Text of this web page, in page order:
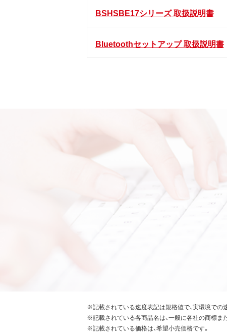
BSHSBE17シリーズ 取扱説明書
Bluetoothセットアップ 取扱説明書
※記載されている速度表記は規格値で、実環境での
※記載されている各商品名は、一般に各社の商標ま
※記載されている価格は、希望小売価格です。